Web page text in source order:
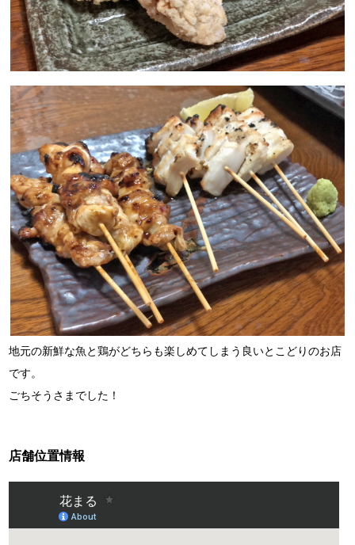
地元の新鮮な魚と鶏がどちらも楽しめてしまう良いとこどりのお店
です。
ごちそうさまでした！
店舗位置情報